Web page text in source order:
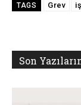
TAGS Grev
Son